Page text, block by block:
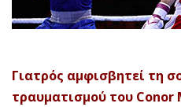
Γιατρός αμφισβητεί τη
τραυματισμού του Conor